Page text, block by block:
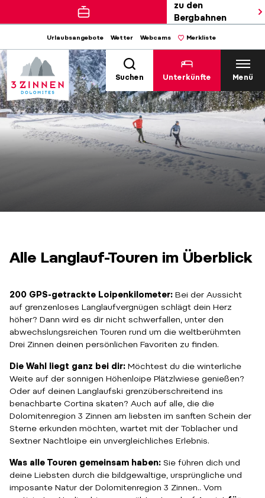
zu den
Bergbahnen
Urlaubsangebote Wetter Webcams Merkliste
Suchen Unterkünfte Menü
Alle Langlauf-Touren im Überblick
200 GPS-getrackte Loipenkilometer: Bei der Aussicht
auf grenzenloses Langlaufvergnügen schlägt dein Herz
höher? Dann wird es dir nicht schwerfallen, unter den
abwechslungsreichen Touren rund um die weltberühmten
Drei Zinnen deinen persönlichen Favoriten zu finden.
Die Wahl liegt ganz bei dir: Möchtest du die winterliche
Weite auf der sonnigen Höhenloipe Plätzlwiese genießen?
Oder auf deinen Langlaufski grenzüberschreitend ins
benachbarte Cortina skaten? Auch auf alle, die die
Dolomitenregion 3 Zinnen am liebsten im sanften Schein der
Sterne erkunden möchten, wartet mit der Toblacher und
Sextner Nachtloipe ein unvergleichliches Erlebnis.
Was alle Touren gemeinsam haben: Sie führen dich und
deine Liebsten durch die bildgewaltige, ursprüngliche und
imposante Natur der Dolomitenregion 3 Zinnen.. Vom